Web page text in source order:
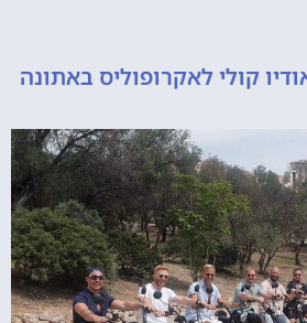
לאקרופוליס באתונה